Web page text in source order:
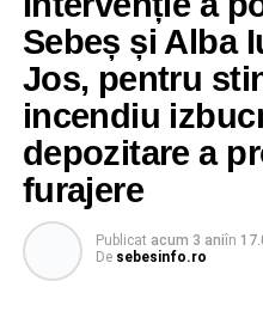
Sebeș și Alba
Jos, pentru
incendiu
depozitare a
furajere
Publicat acum 3 aniîn
De sebesinfo.ro